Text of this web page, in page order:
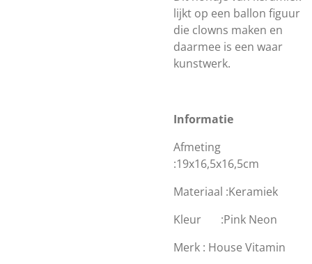
lijkt op een ballon figuur
die clowns maken en
daarmee is een waar
kunstwerk.
Informatie
Afmeting
:19x16,5x16,5cm
Materiaal :Keramiek
Kleur :Pink Neon
Merk : House Vitamin